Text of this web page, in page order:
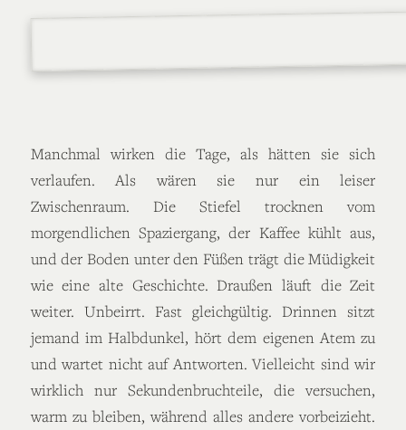
Manchmal wirken die Tage, als hätten sie sich
verlaufen. Als wären sie nur ein leiser
Zwischenraum. Die Stiefel trocknen vom
morgendlichen Spaziergang, der Kaffee kühlt aus,
und der Boden unter den Füßen trägt die Müdigkeit
wie eine alte Geschichte. Draußen läuft die Zeit
weiter. Unbeirrt. Fast gleichgültig. Drinnen sitzt
jemand im Halbdunkel, hört dem eigenen Atem zu
und wartet nicht auf Antworten. Vielleicht sind wir
wirklich nur Sekundenbruchteile, die versuchen,
warm zu bleiben, während alles andere vorbeizieht.